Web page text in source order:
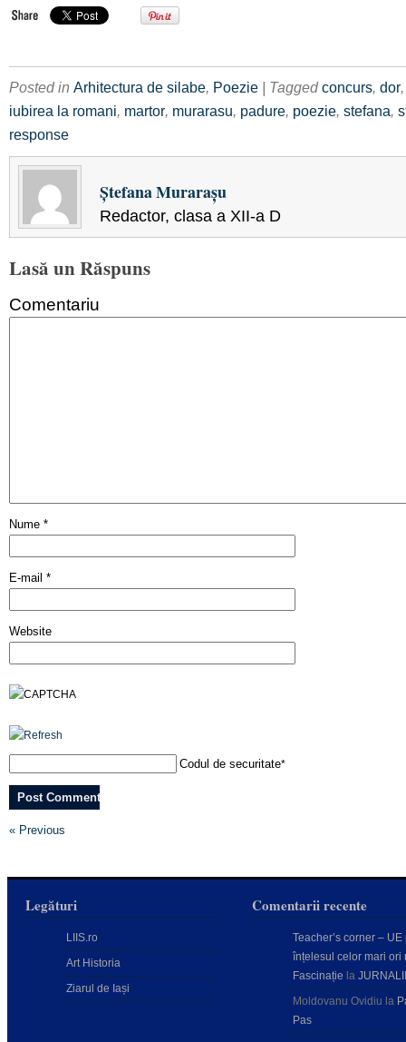
Posted in Arhitectura de silabe, Poezie | Taggedconcurs, dor
iubirea la romani, martor, murarasu, padure, poezie, stefana,
response
Ștefana Murarașu
Redactor, clasa a XII-a D
Lasă un Răspuns
Comentariu
Nume *
E-mail *
Website
Codul de securitate*
« Previous
Legături
LIIS.ro
Art Historia
Ziarul de Iași
Comentarii recente
Teacher’s corner – UE
înțelesul celor mari ori
Fascinație la
Moldovanu Ovidiu la
Pas